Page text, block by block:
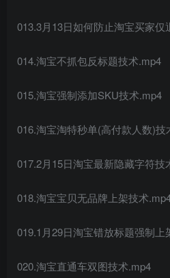
013.3月13日如何防止淘宝买家仅
014.淘宝不抓包反标题技术.mp4
015.淘宝强制添加SKU技术.mp4
016.淘宝淘特秒单(高付款人数)技
017.2月15日淘宝最新隐藏字符技
018.淘宝宝贝无品牌上架技术
019.1月29日淘宝错放标题强制上
020.淘宝直通车双图技术.mp4